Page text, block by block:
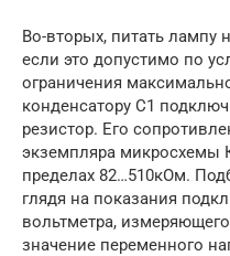
Во-вторых, питать лампу
если это допустимо по
ограничения
конденсатору С1
резистор. Его
экземпляра микросхемы
пределах 82…510кОм.
глядя на показания
вольтметра,
значение переменного